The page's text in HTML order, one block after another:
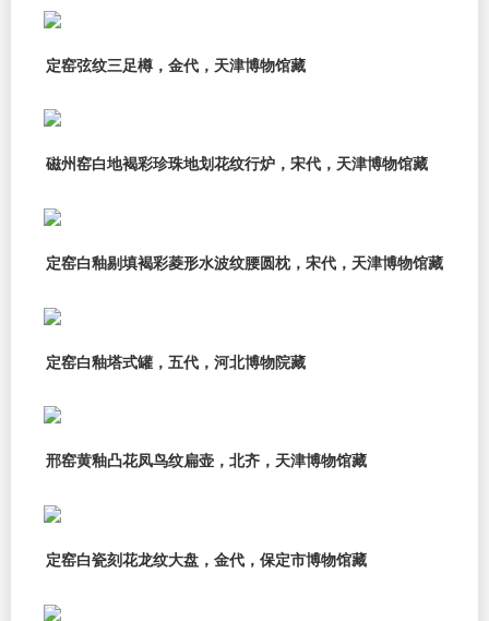
定窑弦纹三足樽，金代，天津博物馆藏
磁州窑白地褐彩珍珠地划花纹行炉，宋代，天津博物馆藏
定窑白釉剔填褐彩菱形水波纹腰圆枕，宋代，天津博物馆藏
定窑白釉塔式罐，五代，河北博物院藏
邢窑黄釉凸花凤鸟纹扁壶，北齐，天津博物馆藏
定窑白瓷刻花龙纹大盘，金代，保定市博物馆藏